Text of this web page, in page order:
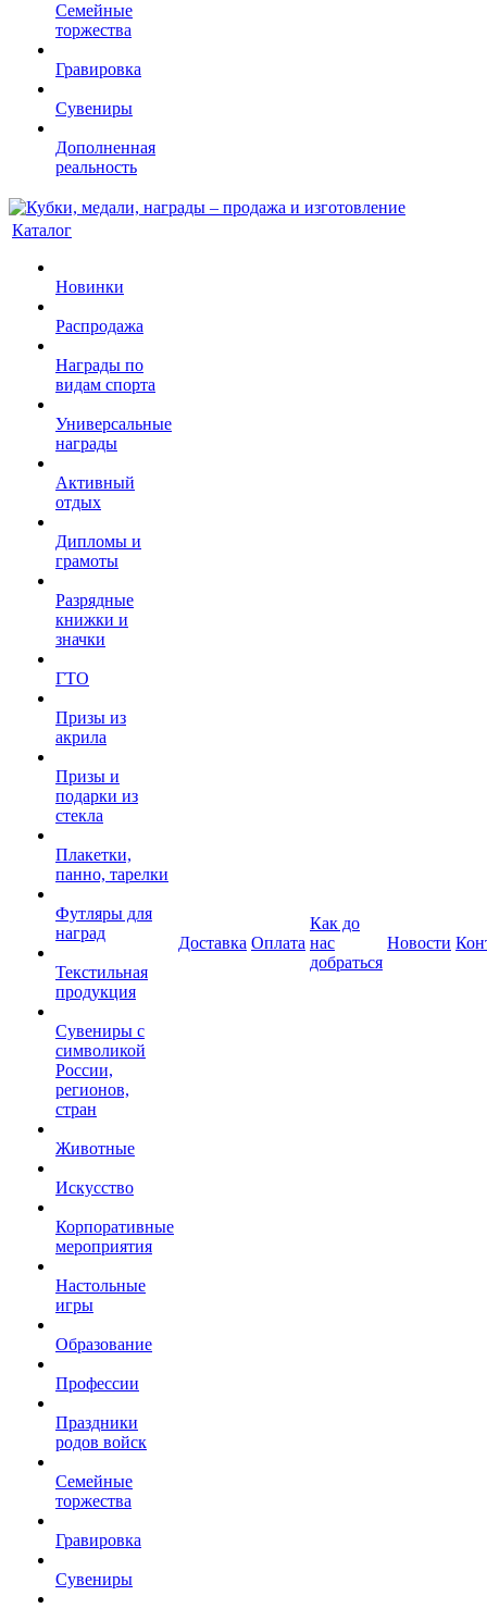
Семейные
торжества
Гравировка
Сувениры
Дополненная
реальность
Каталог
Новинки
Распродажа
Награды по
видам спорта
Универсальные
награды
Активный
отдых
Дипломы и
грамоты
Разрядные
книжки и
значки
ГТО
Призы из
акрила
Призы и
подарки из
стекла
Плакетки,
панно, тарелки
Футляры для
наград
Текстильная
продукция
Сувениры с
символикой
России,
регионов,
стран
Животные
Искусство
Корпоративные
мероприятия
Настольные
игры
Образование
Профессии
Праздники
родов войск
Семейные
торжества
Гравировка
Сувениры
Доставка Оплата
Как до
нас
добраться
Новости